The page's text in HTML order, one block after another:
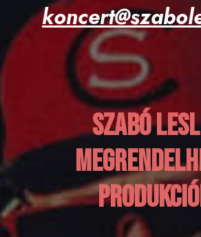
Szabó